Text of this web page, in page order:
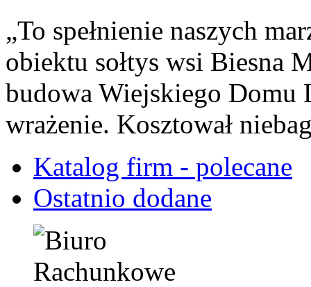
„To spełnienie naszych
obiektu sołtys wsi Biesna
budowa Wiejskiego Domu
wrażenie. Kosztował
Katalog firm - polecane
Ostatnio dodane